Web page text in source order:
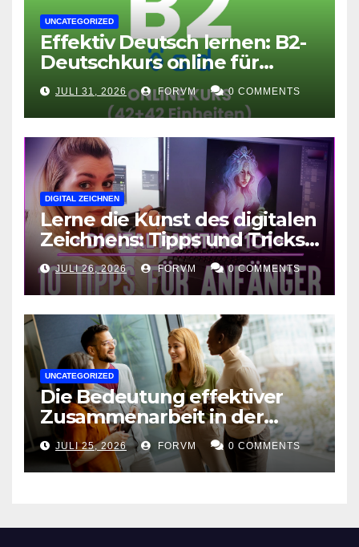
UNCATEGORIZED
Effektiv Deutsch lernen: B2-
Deutschkurs online für
Fortgeschrittene
JULI 31, 2026 FORVM 0 COMMENTS
DIGITAL ZEICHNEN
Lerne die Kunst des digitalen
Zeichnens: Tipps und Tricks
für kreative Ausdruckskunst
JULI 26, 2026 FORVM 0 COMMENTS
UNCATEGORIZED
Die Bedeutung effektiver
Zusammenarbeit in der
Arbeitswelt
JULI 25, 2026 FORVM 0 COMMENTS